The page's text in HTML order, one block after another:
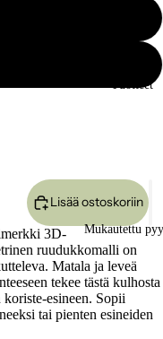
Tuotteet
Mukautettu
Lisää ostoskoriin
3D-
ruudukkomalli on
Matala ja leveä
tekee tästä kulhosta
esineen. Sopii
tai pienten esineiden